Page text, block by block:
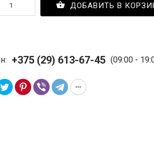
ДОБАВИТЬ В
+375 (29) 613-67-45 (09:00 -